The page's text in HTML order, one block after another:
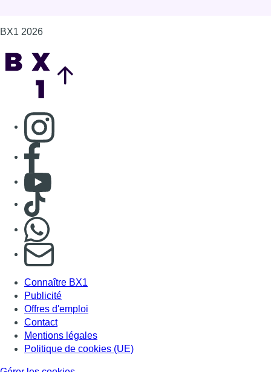
BX1 2026
Consulter page Instagram
Consulter page Facebook
Consulter Youtube
Consulter TikTok
S'abonner à notre newsletter
Connaître BX1
Publicité
Offres d'emploi
Contact
Mentions légales
Politique de cookies (UE)